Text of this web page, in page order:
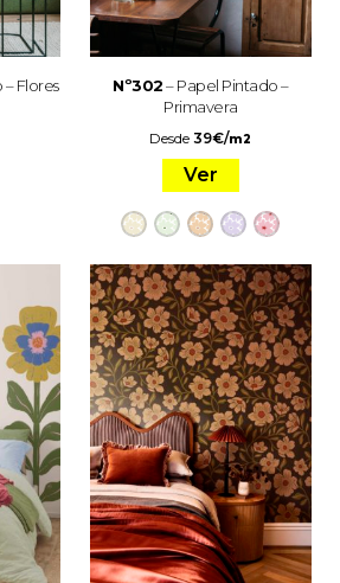
Flores
Nº302– Papel Pintado –
Primavera
Desde39€/m2
Ver